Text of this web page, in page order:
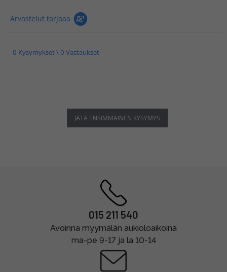
Arvostelut tarjoaa
0 Kysymykset \ 0 Vastaukset
JÄTÄ ENSIMMÄINEN KYSYMYS
015 211 540
Avoinna myymälän aukioloaikoina
ma-pe 9-17 ja la 10-14